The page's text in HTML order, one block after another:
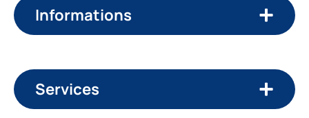
Informations
Services